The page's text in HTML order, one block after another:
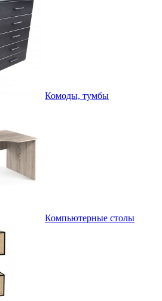
Комоды, тумбы
Компьютерные столы